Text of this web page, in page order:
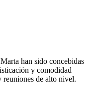
han sido concebidas
y comodidad
reuniones de alto nivel.